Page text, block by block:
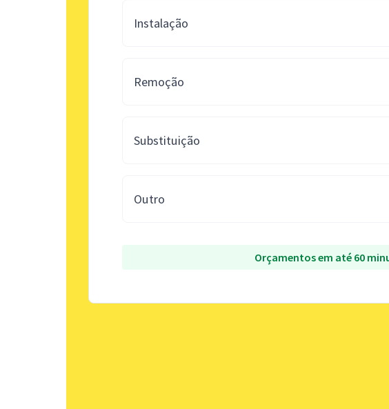
Instalação
Remoção
Substituição
Outro
Orçamentos em até 60